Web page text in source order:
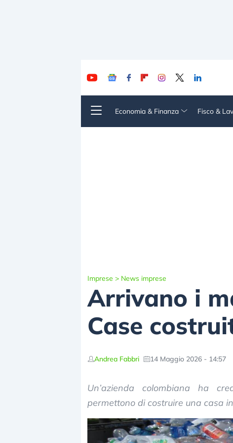
Economia & Finanza Fisco &
Imprese > News imprese
Arrivano i
Case
Andrea Fabbri 14 Maggio 2026 - 14:57
Un’azienda colombiana ha
permettono di costruire una casa